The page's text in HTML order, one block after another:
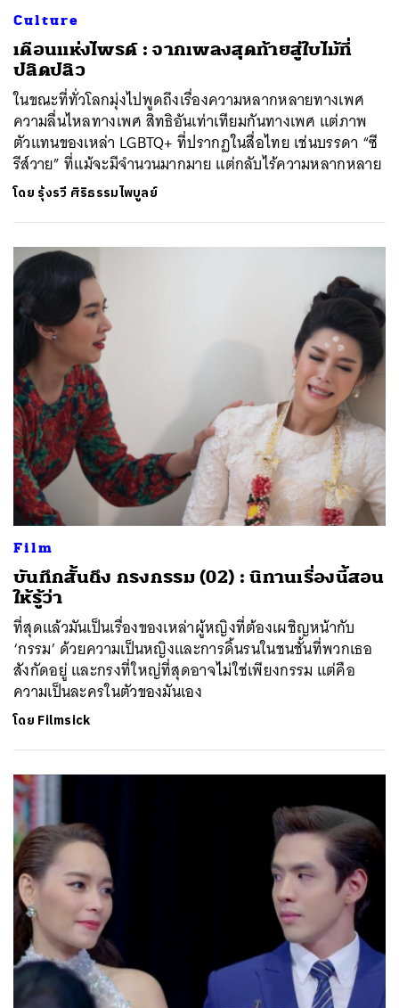
Culture
เดือนแห่งไพรด์ : จากเพลงสุดท้ายสู่ใบไม้ที่
ปลิดปลิว
ในขณะที่ทั่วโลกมุ่งไปพูดถึงเรื่องความหลากหลายทางเพศ
ความลื่นไหลทางเพศ สิทธิอันเท่าเทียมกันทางเพศ แต่ภาพ
ตัวแทนของเหล่า LGBTQ+ ที่ปรากฏในสื่อไทย เช่นบรรดา “ซี
รีส์วาย” ที่แม้จะมีจำนวนมากมาย แต่กลับไร้ความหลากหลาย
โดย รุ้งรวี ศิริธรรมไพบูลย์
Film
บันทึกสั้นถึง กรงกรรม (02) : นิทานเรื่องนี้สอน
ให้รู้ว่า
ที่สุดแล้วมันเป็นเรื่องของเหล่าผู้หญิงที่ต้องเผชิญหน้ากับ
‘กรรม’ ด้วยความเป็นหญิงและการดิ้นรนในชนชั้นที่พวกเธอ
สังกัดอยู่ และกรงที่ใหญ่ที่สุดอาจไม่ใช่เพียงกรรม แต่คือ
ความเป็นละครในตัวของมันเอง
โดย Filmsick
ค้นหา